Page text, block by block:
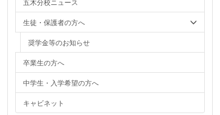
五木分校ニュース
生徒・保護者の方へ
奨学金等のお知らせ
卒業生の方へ
中学生・入学希望の方へ
キャビネット